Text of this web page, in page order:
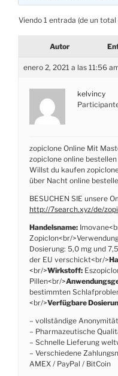
Viendo 1 entrada (de un total
Autor
enero 2, 2021 a las 11:56
kelvincy
zopiclone Online Mit
zopiclone online
Willst du kaufen
über Nacht online
BESUCHEN SIE unsere
http://7search.xyz/de/
Handelsname:
Zopiclon<br/
Dosierung: 5,0 mg und
der EU verschickt<br/>
<br/>Wirkstoff:
Pillen<br/>
bestimmten
<br/>Verfügbare
– vollständige Anonymität
– Pharmazeutische
– Schnelle Lieferung
– Verschiedene
AMEX / PayPal / BitCoin